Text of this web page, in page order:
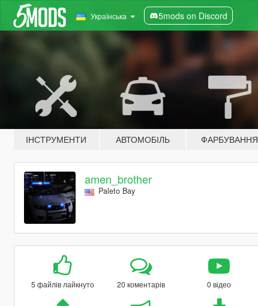
Українська 5mods on Discord
ІНСТРУМЕНТИ АВТОМОБІЛЬ ФАРБУВАННЯ
amen_brother
Paleto Bay
5 файлів лайкнуто 20 коментарів 0 відео